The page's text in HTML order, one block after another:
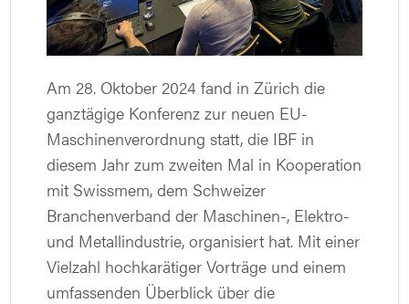
Am 28. Oktober 2024 fand in Zürich die
ganztägige Konferenz zur neuen EU-
Maschinenverordnung statt, die IBF in
diesem Jahr zum zweiten Mal in Kooperation
mit Swissmem, dem Schweizer
Branchenverband der Maschinen-, Elektro-
und Metallindustrie, organisiert hat. Mit einer
Vielzahl hochkarätiger Vorträge und einem
umfassenden Überblick über die